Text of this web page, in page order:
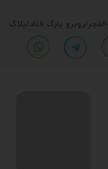
روبرو پارک قناد/پلاک